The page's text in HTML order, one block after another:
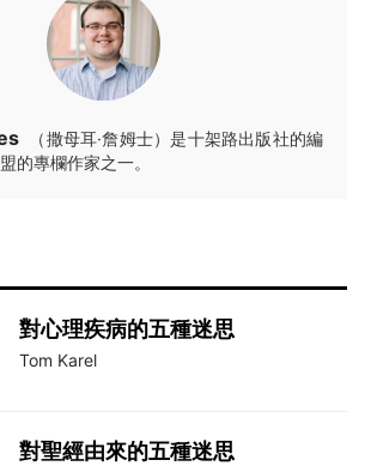
（撒母耳·詹姆士）是十架路出版社的編
的專欄作家之一。
對心理疾病的五種迷思
Tom Karel
對聖經由來的五種迷思